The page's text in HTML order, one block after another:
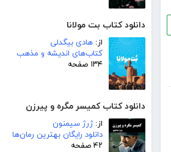
دانلود کتاب بت مولانا
از: هادی بیگدلی
کتاب‌های اندیشه و مذهب
۱۳۴ صفحه
دانلود کتاب کمیسر مگره و پیرزن
از:ژرژ سیمنون
دانلود رایگان بهترین رمان‌ها
۴۲ صفحه